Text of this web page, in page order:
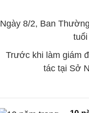
Ngày 8/2, Ban
Trước khi làm giám
tác tại Sở